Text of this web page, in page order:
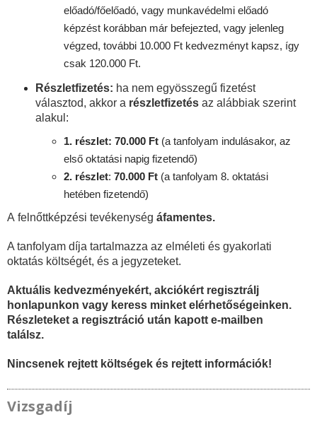
előadó/főelőadó, vagy munkavédelmi előadó
képzést korábban már befejezted, vagy jelenleg
végzed, további 10.000 Ft kedvezményt kapsz, így
csak 120.000 Ft.
Részletfizetés: ha nem egyösszegű fizetést
választod, akkor a részletfizetés az alábbiak szerint
alakul:
1. részlet: 70.000 Ft (a tanfolyam indulásakor, az
első oktatási napig fizetendő)
2. részlet: 70.000 Ft (a tanfolyam 8. oktatási
hetében fizetendő)
A felnőttképzési tevékenység áfamentes.
A tanfolyam díja tartalmazza az elméleti és gyakorlati
oktatás költségét, és a jegyzeteket.
Aktuális kedvezményekért, akciókért regisztrálj
honlapunkon vagy keress minket elérhetőségeinken.
Részleteket a regisztráció után kapott e-mailben
találsz.
Nincsenek rejtett költségek és rejtett információk!
Vizsgadíj